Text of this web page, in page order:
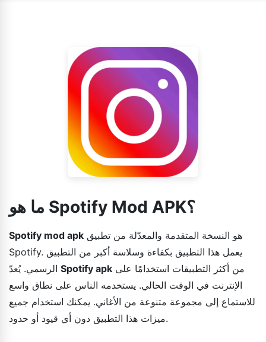
ما هو Spotify Mod APK؟
Spotify mod apk
Spotify. يعمل هذا التطبيق بكفاءة وسلاسة أكبر من التطبيق
Spotify apk
الإنترنت في الوقت الحالي. يستخدمه الناس على نطاق واسع
للاستماع إلى مجموعة متنوعة من الأغاني. يمكنك استخدام جميع
ميزات هذا التطبيق دون أي قيود أو حدود.